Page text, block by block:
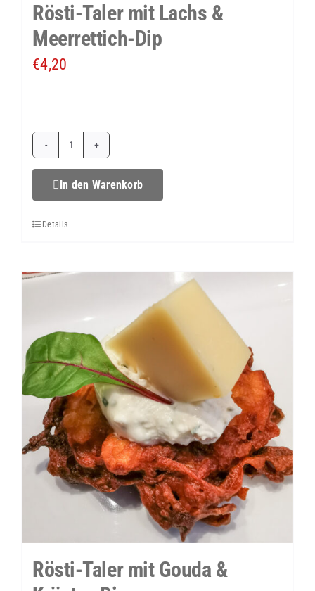
Rösti-Taler mit Lachs &
Meerrettich-Dip
€4,20
Rösti-
Taler
Dip
Menge
In den Warenkorb
Details
Rösti-Taler mit Gouda &